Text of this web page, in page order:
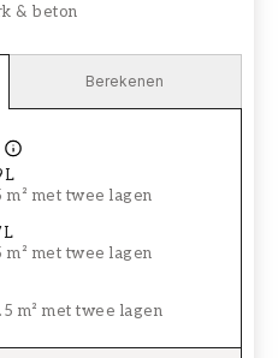
& beton
Berekenen
m² met twee lagen
m² met twee lagen
m² met twee lagen